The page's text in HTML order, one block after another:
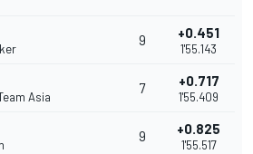
9 +0.451
1'55.143
Asia
7 +0.717
1'55.409
9 +0.825
1'55.517